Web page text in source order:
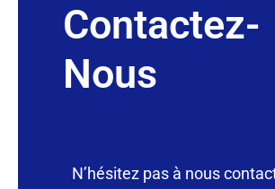
Contactez-
Nous
N’hésitez pas à nous